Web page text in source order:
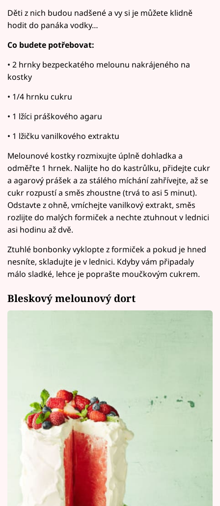
Děti z nich budou nadšené a vy si je můžete klidně
hodit do panáka vodky…
Co budete potřebovat:
• 2 hrnky bezpeckatého melounu nakrájeného na
kostky
• 1/4 hrnku cukru
• 1 lžíci práškového agaru
• 1 lžičku vanilkového extraktu
Melounové kostky rozmixujte úplně dohladka a
odměřte 1 hrnek. Nalijte ho do kastrůlku, přidejte cukr
a agarový prášek a za stálého míchání zahřívejte, až se
cukr rozpustí a směs zhoustne (trvá to asi 5 minut).
Odstavte z ohně, vmíchejte vanilkový extrakt, směs
rozlijte do malých formiček a nechte ztuhnout v lednici
asi hodinu až dvě.
Ztuhlé bonbonky vyklopte z formiček a pokud je hned
nesníte, skladujte je v lednici. Kdyby vám připadaly
málo sladké, lehce je poprašte moučkovým cukrem.
Bleskový melounový dort